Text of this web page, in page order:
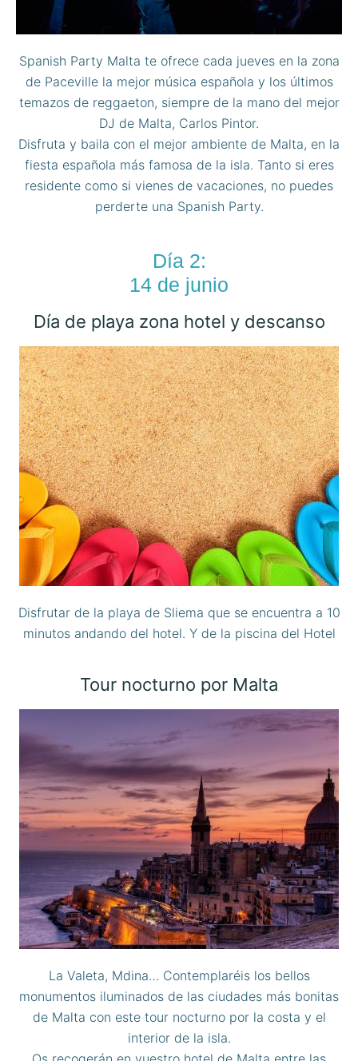
Spanish Party Malta te ofrece cada jueves en la zona
de Paceville la mejor música española y los últimos
temazos de reggaeton, siempre de la mano del mejor
DJ de Malta, Carlos Pintor.
Disfruta y baila con el mejor ambiente de Malta, en la
fiesta española más famosa de la isla. Tanto si eres
residente como si vienes de vacaciones, no puedes
perderte una Spanish Party.
Día 2:
14 de junio
Día de playa zona hotel y descanso
Disfrutar de la playa de Sliema que se encuentra a 10
minutos andando del hotel. Y de la piscina del Hotel
Tour nocturno por Malta
La Valeta, Mdina… Contemplaréis los bellos
monumentos iluminados de las ciudades más bonitas
de Malta con este tour nocturno por la costa y el
interior de la isla.